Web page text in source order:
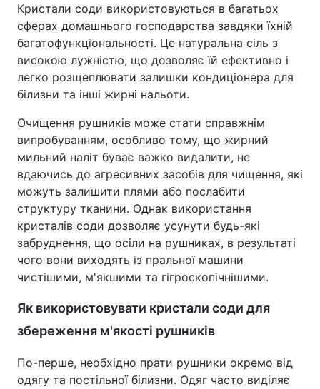
Кристали соди використовуються в багатьох
сферах домашнього господарства завдяки їхній
багатофункціональності. Це натуральна сіль з
високою лужністю, що дозволяє їй ефективно і
легко розщеплювати залишки кондиціонера для
білизни та інші жирні нальоти.
Очищення рушників може стати справжнім
випробуванням, особливо тому, що жирний
мильний наліт буває важко видалити, не
вдаючись до агресивних засобів для чищення, які
можуть залишити плями або послабити
структуру тканини. Однак використання
кристалів соди дозволяє усунути будь-які
забруднення, що осіли на рушниках, в результаті
чого вони виходять із пральної машини
чистішими, м'якшими та гігроскопічнішими.
Як використовувати кристали соди для
збереження м'якості рушників
По-перше, необхідно прати рушники окремо від
одягу та постільної білизни. Одяг часто виділяє